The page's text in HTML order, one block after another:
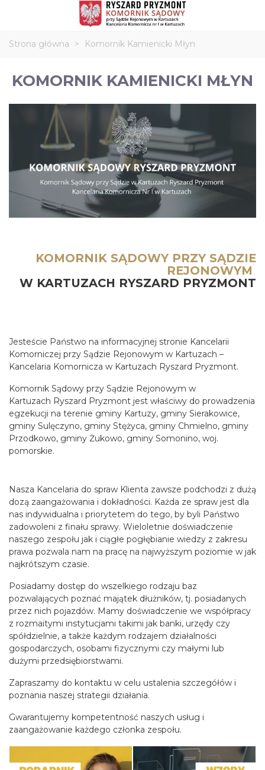
Strona główna > Komornik Kamienicki Młyn
KOMORNIK KAMIENICKI MŁYN
KOMORNIK SĄDOWY PRZY SĄDZIE
REJONOWYM
W KARTUZACH RYSZARD PRYZMONT
Jesteście Państwo na informacyjnej stronie Kancelarii
Komorniczej przy Sądzie Rejonowym w Kartuzach –
Kancelaria Komornicza w Kartuzach Ryszard Pryzmont.
Komornik Sądowy przy Sądzie Rejonowym w
Kartuzach Ryszard Pryzmont jest właściwy do prowadzenia
egzekucji na terenie gminy Kartuzy, gminy Sierakowice,
gminy Sulęczyno, gminy Stężyca, gminy Chmielno, gminy
Przodkowo, gminy Żukowo, gminy Somonino, woj.
pomorskie.
Nasza Kancelaria do spraw Klienta zawsze podchodzi z dużą
dozą zaangażowania i dokładności. Każda ze spraw jest dla
nas indywidualna i priorytetem do tego, by byli Państwo
zadowoleni z finału sprawy. Wieloletnie doświadczenie
naszego zespołu jak i ciągłe pogłębianie wiedzy z zakresu
prawa pozwala nam na pracę na najwyższym poziomie w jak
najkrótszym czasie.
Posiadamy dostęp do wszelkiego rodzaju baz
pozwalających poznać majątek dłużników, tj. posiadanych
przez nich pojazdów. Mamy doświadczenie we współpracy
z rozmaitymi instytucjami takimi jak banki, urzędy czy
spółdzielnie, a także każdym rodzajem działalności
gospodarczych, osobami fizycznymi czy małymi lub
dużymi przedsiębiorstwami.
Zapraszamy do kontaktu w celu ustalenia szczegółów i
poznania naszej strategii działania.
Gwarantujemy kompetentność naszych usług i
zaangażowanie każdego członka zespołu.